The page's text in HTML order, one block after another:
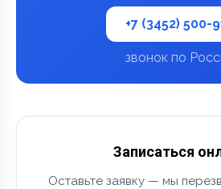
+7 (3452) 500-
звонок по
Записаться
Оставьте заявку — мы